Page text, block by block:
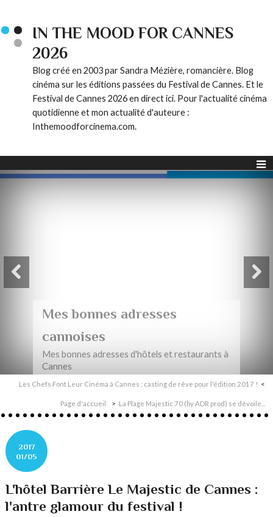
IN THE MOOD FOR CANNES
2026
Blog créé en 2003 par Sandra Mézière, romancière. Blog
cinéma sur les éditions passées du Festival de Cannes. Et le
Festival de Cannes 2026 en direct ici. Pour l'actualité cinéma
quotidienne et mon actualité d'auteure :
Inthemoodforcinema.com.
Mes bonnes adresses
cannoises
Mes bonnes adresses d'hôtels et restaurants à
Cannes
Les Chefs Font Leur Cinéma à Cannes : casting de rêve pour l'édition 2017 !
Page d'accueil La Plage Majestic 70 (by ADR prod) se dévoile...
2017
01/05
L'hôtel Barrière Le Majestic de Cannes :
l'antre glamour du festival !